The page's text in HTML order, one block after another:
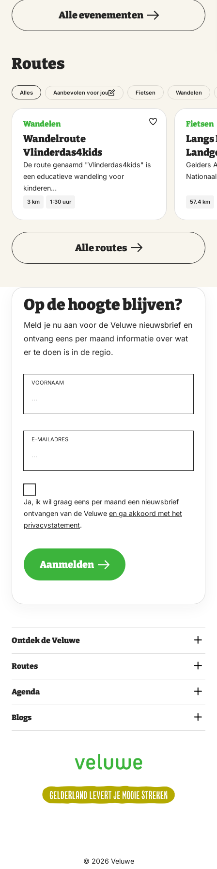
Alle evenementen
Routes
Alles Aanbevolen voor jou Fietsen Wandelen
Wandelen
Wandelroute
Vlinderdas4kids
De route genaamd "Vlinderdas4kids" is
een educatieve wandeling voor
kinderen…
3 km 1:30 uur
Maak
Fietsen
Langs
Gelders
57.4 km
Alle routes
Op de hoogte blijven?
Meld je nu aan voor de Veluwe nieuwsbrief en
ontvang eens per maand informatie over wat
er te doen is in de regio.
VOORNAAM
E-MAILADRES
JA,
IK
WIL
GRAAG
EENS
PER
EEN
ONTVANGEN
EN
HET
Ja, ik wil graag eens per maand een nieuwsbrief
ontvangen van de Veluwe en ga akkoord met het
privacystatement.
Aanmelden
Ontdek de Veluwe
Routes
Agenda
Blogs
ons:
© 2026 Veluwe